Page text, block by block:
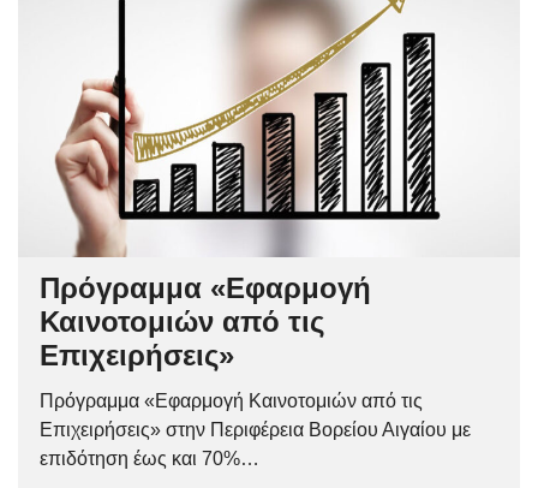
Πρόγραμμα «Εφαρμογή
Καινοτομιών από τις
Επιχειρήσεις»
Πρόγραμμα «Εφαρμογή Καινοτομιών από τις
Επιχειρήσεις» στην Περιφέρεια Βορείου Αιγαίου με
επιδότηση έως και 70%…